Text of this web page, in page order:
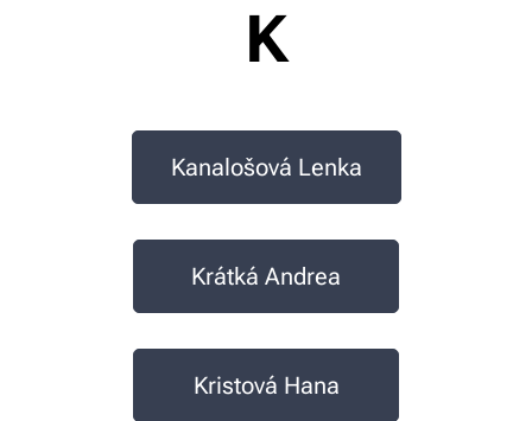
K
Kanalošová Lenka
Krátká Andrea
Kristová Hana